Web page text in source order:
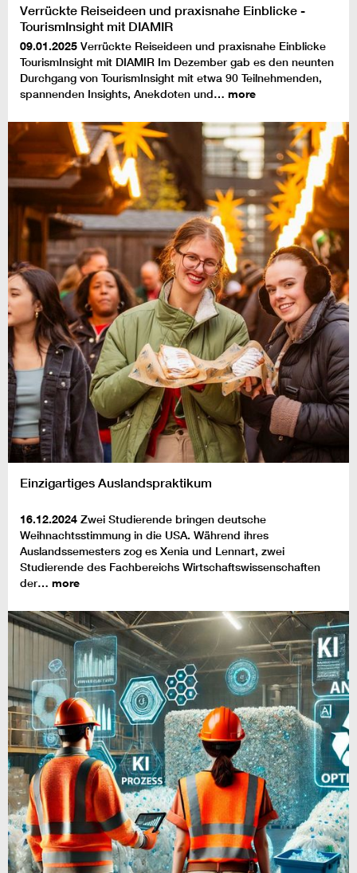
Verrückte Reiseideen und praxisnahe Einblicke -
TourismInsight mit DIAMIR
09.01.2025 Verrückte Reiseideen und praxisnahe Einblicke
TourismInsight mit DIAMIR Im Dezember gab es den neunten
Durchgang von TourismInsight mit etwa 90 Teilnehmenden,
spannenden Insights, Anekdoten und… more
Einzigartiges Auslandspraktikum
16.12.2024 Zwei Studierende bringen deutsche
Weihnachtsstimmung in die USA. Während ihres
Auslandssemesters zog es Xenia und Lennart, zwei
Studierende des Fachbereichs Wirtschaftswissenschaften
der… more